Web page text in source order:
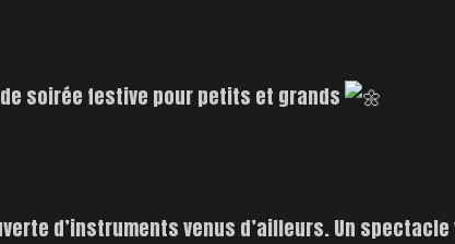
soirée festive pour petits et grands
d’instruments venus d’ailleurs. Un